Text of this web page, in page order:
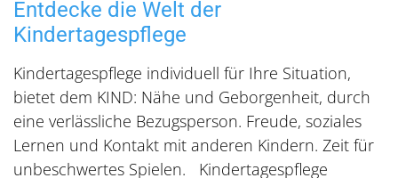
Entdecke die Welt der
Kindertagespflege
Kindertagespflege individuell für Ihre Situation,
bietet dem KIND: Nähe und Geborgenheit, durch
eine verlässliche Bezugsperson. Freude, soziales
Lernen und Kontakt mit anderen Kindern. Zeit für
unbeschwertes Spielen. Kindertagespflege